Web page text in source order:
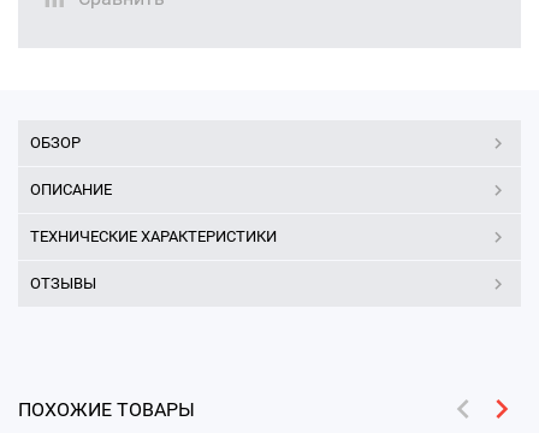
ОБЗОР
ОПИСАНИЕ
ТЕХНИЧЕСКИЕ ХАРАКТЕРИСТИКИ
ОТЗЫВЫ
ПОХОЖИЕ ТОВАРЫ